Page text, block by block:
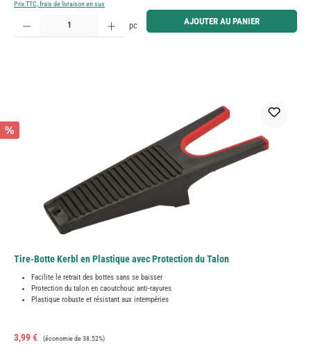
Prix TTC, frais de livraison en sus
Quantité de produit : Entrez la quantité souhaitée ou utilisez les boutons pour augmenter ou
pc AJOUTER AU PANIER
%
Tire-Botte Kerbl en Plastique avec Protection du Talon
Facilite le retrait des bottes sans se baisser
Protection du talon en caoutchouc anti-rayures
Plastique robuste et résistant aux intempéries
Prix de vente :
3,99 € Prix régulier :
(économie de 38.52%)